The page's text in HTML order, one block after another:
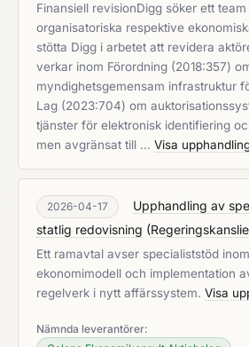
Finansiell revisionDigg söker ett
organisatoriska respektive
stötta Digg i arbetet att revidera
verkar inom Förordning (2018:357)
myndighetsgemensam infrastruktur
Lag (2023:704) om
tjänster för elektronisk identifiering
men avgränsat till … Visa
2026-04-17
Upphandling av
statlig redovisning (
Ett ramavtal avser specialiststöd
ekonomimodell och implementation
regelverk i nytt affärssystem. Visa
Nämnda leverantörer: